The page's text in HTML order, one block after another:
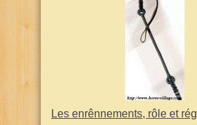
Les enrênnements, rôle et